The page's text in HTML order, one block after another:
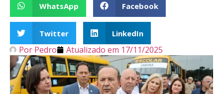
WhatsApp Facebook
Twitter LinkedIn
Por Pedro Atualizado em 17/11/2025